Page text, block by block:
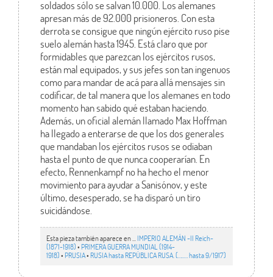
soldados sólo se salvan 10.000. Los alemanes
apresan más de 92.000 prisioneros. Con esta
derrota se consigue que ningún ejército ruso pise
suelo alemán hasta 1945. Está claro que por
formidables que parezcan los ejércitos rusos,
están mal equipados, y sus jefes son tan ingenuos
como para mandar de acá para allá mensajes sin
codificar, de tal manera que los alemanes en todo
momento han sabido qué estaban haciendo.
Además, un oficial alemán llamado Max Hoffman
ha llegado a enterarse de que los dos generales
que mandaban los ejércitos rusos se odiaban
hasta el punto de que nunca cooperarían. En
efecto, Rennenkampf no ha hecho el menor
movimiento para ayudar a Sanisónov, y este
último, desesperado, se ha disparó un tiro
suicidándose.
Esta pieza también aparece en ... IMPERIO ALEMÁN -II Reich-
(1871-1918)• PRIMERA GUERRA MUNDIAL (1914-
1918)• PRUSIA• RUSIA hasta REPÚBLICA RUSA. (…..… hasta 9/1917)